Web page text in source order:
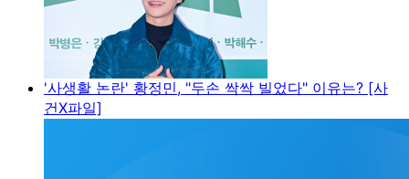
'사생활 논란' 황정민, "두손 싹싹 빌었다" 이유는? [사
건X파일]